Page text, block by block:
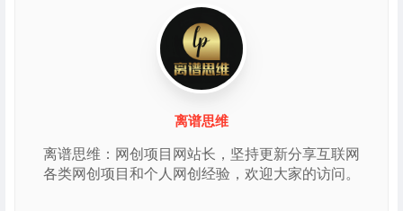
离谱思维
离谱思维：网创项目网站长，坚持更新分享互联网
各类网创项目和个人网创经验，欢迎大家的访问。